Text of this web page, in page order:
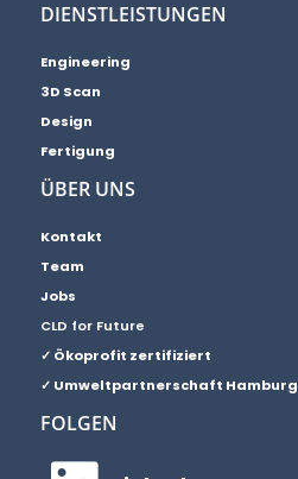
DIENSTLEISTUNGEN
Engineering
3D Scan
Design
Fertigung
ÜBER UNS
Kontakt
Team
Jobs
CLD for Future
✓ Ökoprofit zertifiziert
✓ Umweltpartnerschaft Hamburg
FOLGEN